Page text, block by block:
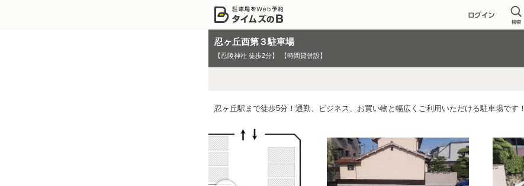
忍ヶ丘西第３駐車場
【忍陵神社 徒歩2分】 【時間貸併設】
忍ヶ丘駅まで徒歩5分！通勤、ビジネス、お買い物と幅広くご利用いただける駐車場です！